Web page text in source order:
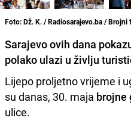
Foto: Dž. K. / Radiosarajevo.ba / Brojni
Sarajevo ovih dana
polako ulazi u življu
Lijepo proljetno vrijeme i
su danas, 30. maja brojne
ulice.